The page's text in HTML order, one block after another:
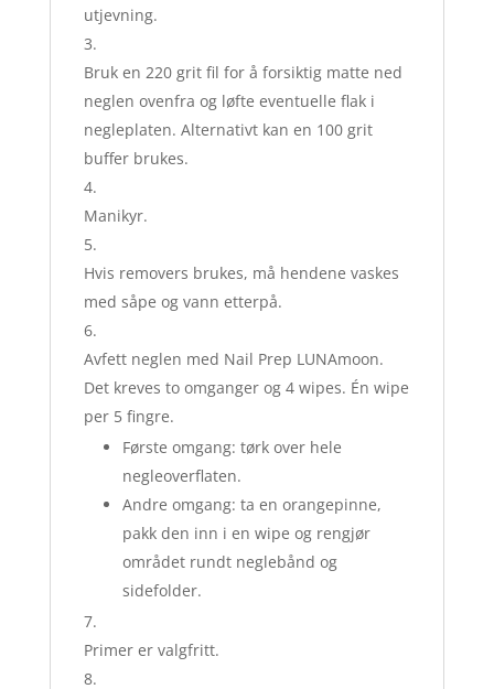
utjevning.
Bruk en 220 grit fil for å forsiktig matte ned
neglen ovenfra og løfte eventuelle flak i
negleplaten. Alternativt kan en 100 grit
buffer brukes.
Manikyr.
Hvis removers brukes, må hendene vaskes
med såpe og vann etterpå.
Avfett neglen med Nail Prep LUNAmoon.
Det kreves to omganger og 4 wipes. Én wipe
per 5 fingre.
Første omgang: tørk over hele
negleoverflaten.
Andre omgang: ta en orangepinne,
pakk den inn i en wipe og rengjør
området rundt neglebånd og
sidefolder.
Primer er valgfritt.